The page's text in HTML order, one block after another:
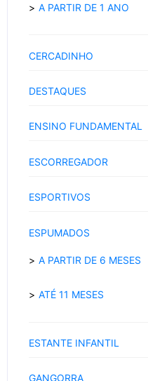
A PARTIR DE 1 ANO
CERCADINHO
DESTAQUES
ENSINO FUNDAMENTAL
ESCORREGADOR
ESPORTIVOS
ESPUMADOS
A PARTIR DE 6 MESES
ATÉ 11 MESES
ESTANTE INFANTIL
GANGORRA